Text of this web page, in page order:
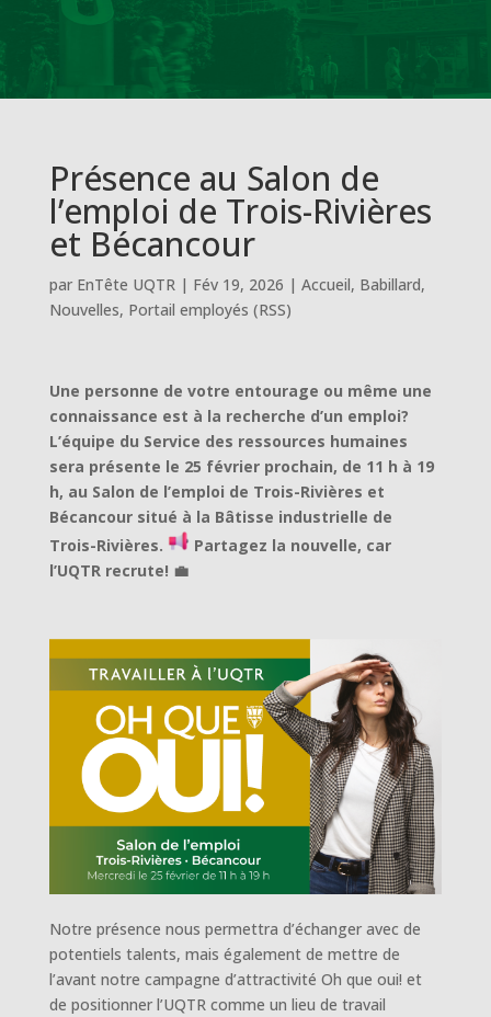
Présence au Salon de
l’emploi de Trois-Rivières
et Bécancour
par EnTête UQTR| Fév 19, 2026 | Accueil, Babillard,
Nouvelles, Portail employés (RSS)
Une personne de votre entourage ou même une
connaissance est à la recherche d’un emploi?
L’équipe du Service des ressources humaines
sera présente le 25 février prochain, de 11 h à 19
h, au Salon de l’emploi de Trois-Rivières et
Bécancour situé à la Bâtisse industrielle de
Trois-Rivières.
Partagez la nouvelle, car
l’UQTR recrute! 💼
Notre présence nous permettra d’échanger avec de
potentiels talents, mais également de mettre de
l’avant notre campagne d’attractivité Oh que oui! et
de positionner l’UQTR comme un lieu de travail